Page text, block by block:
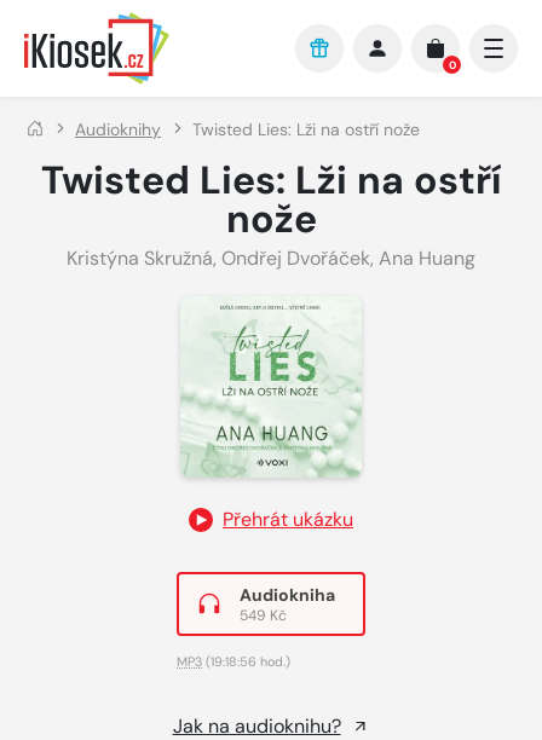
Přejít na hlavní obsah
0
Audioknihy Twisted Lies: Lži na ostří nože
Twisted Lies: Lži na ostří
nože
Kristýna Skružná, Ondřej Dvořáček, Ana Huang
Přehrát ukázku
Audiokniha
549 Kč
MP3 (19:18:56 hod.)
Jak na audioknihu?